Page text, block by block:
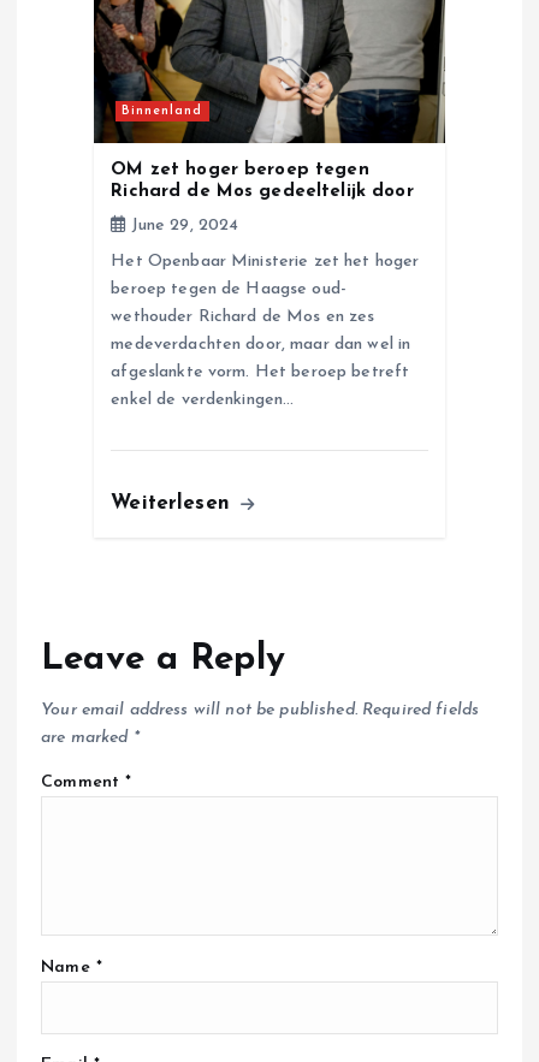
Binnenland
OM zet hoger beroep tegen
Richard de Mos gedeeltelijk door
June 29, 2024
Het Openbaar Ministerie zet het hoger
beroep tegen de Haagse oud-
wethouder Richard de Mos en zes
medeverdachten door, maar dan wel in
afgeslankte vorm. Het beroep betreft
enkel de verdenkingen…
Weiterlesen
Leave a Reply
Your email address will not be published. Required fields
are marked *
Comment*
Name *